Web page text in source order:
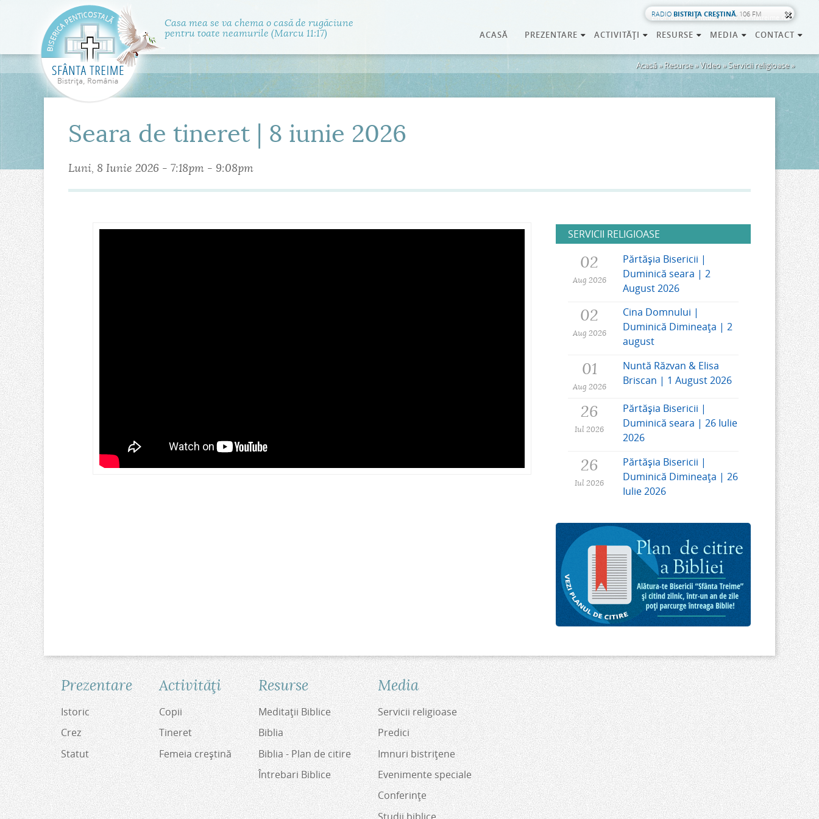
Casa mea se va chema o casă de rugăciune
pentru toate neamurile (Marcu 11:17)
RADIO BISTRIŢA CREŞTINĂ, 106 FM
Error loading: "https://radio.sfantatreime.ro/;"
ACASĂ PREZENTARE ACTIVITĂŢI RESURSE MEDIA CONTACT
Eşti
aici
Acasă»Resurse»Video»Servicii religioase»
Seara de tineret | 8 iunie 2026
Luni, 8 Iunie 2026 - 7:18pm - 9:08pm
SERVICII RELIGIOASE
02
Aug 2026
Părtășia Bisericii |
Duminică seara | 2
August 2026
02
Aug 2026
Cina Domnului |
Duminică Dimineața | 2
august
01
Aug 2026
Nuntă Răzvan & Elisa
Briscan | 1 August 2026
26
Iul 2026
Părtășia Bisericii |
Duminică seara | 26 Iulie
2026
26
Iul 2026
Părtășia Bisericii |
Duminică Dimineața | 26
Iulie 2026
Prezentare
Istoric
Crez
Statut
Activităţi
Copii
Tineret
Femeia creştină
Resurse
Meditaţii Biblice
Biblia
Biblia - Plan de citire
Întrebari Biblice
Media
Servicii religioase
Predici
Imnuri bistriţene
Evenimente speciale
Conferinţe